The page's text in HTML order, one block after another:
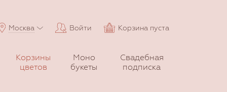
Москва Войти Корзина пуста
Корзины
цветов
Моно
букеты
Свадебная
подписка